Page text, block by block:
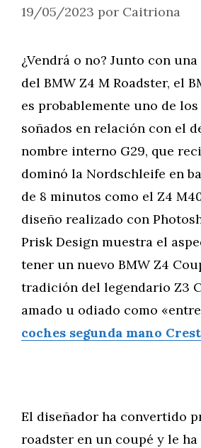
19/05/2023 por Caitriona
¿Vendrá o no? Junto con
del BMW Z4 M Roadster, el
es probablemente uno de los
soñados en relación con el
nombre interno G29, que
dominó la Nordschleife en
de 8 minutos como el Z4
diseño realizado con
Prisk Design muestra el
tener un nuevo BMW Z4
tradición del legendario Z3
amado u odiado como
coches segunda mano
El diseñador ha convertido
roadster en un coupé y le